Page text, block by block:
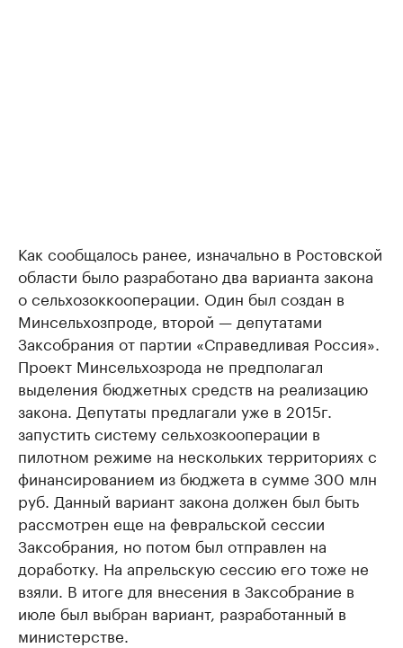
Как сообщалось ранее, изначально в Ростовской
области было разработано два варианта закона
о сельхозоккооперации. Один был создан в
Минсельхозпроде, второй — депутатами
Заксобрания от партии «Справедливая Россия».
Проект Минсельхозрода не предполагал
выделения бюджетных средств на реализацию
закона. Депутаты предлагали уже в 2015г.
запустить систему сельхозкооперации в
пилотном режиме на нескольких территориях с
финансированием из бюджета в сумме 300 млн
руб. Данный вариант закона должен был быть
рассмотрен еще на февральской сессии
Заксобрания, но потом был отправлен на
доработку. На апрельскую сессию его тоже не
взяли. В итоге для внесения в Заксобрание в
июле был выбран вариант, разработанный в
министерстве.